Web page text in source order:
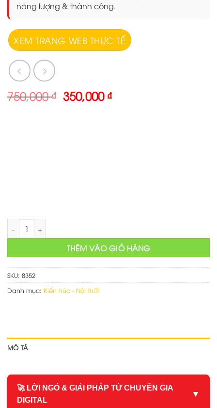
năng lượng & thành công.
XEM TRANG WEB THỰC TẾ
750,000₫ Giá
gốc
350,000₫Giá
Mẫu web cửa hàng bán thiết bị vệ sinh số lượng
THÊM VÀO GIỎ HÀNG
SKU: 8352
Danh mục: Kiến trúc - Nội thất
MÔ TẢ
🚀 LỜI NGỎ & GIẢI PHÁP TỪ CHUYÊN GIA
DIGITAL
▼